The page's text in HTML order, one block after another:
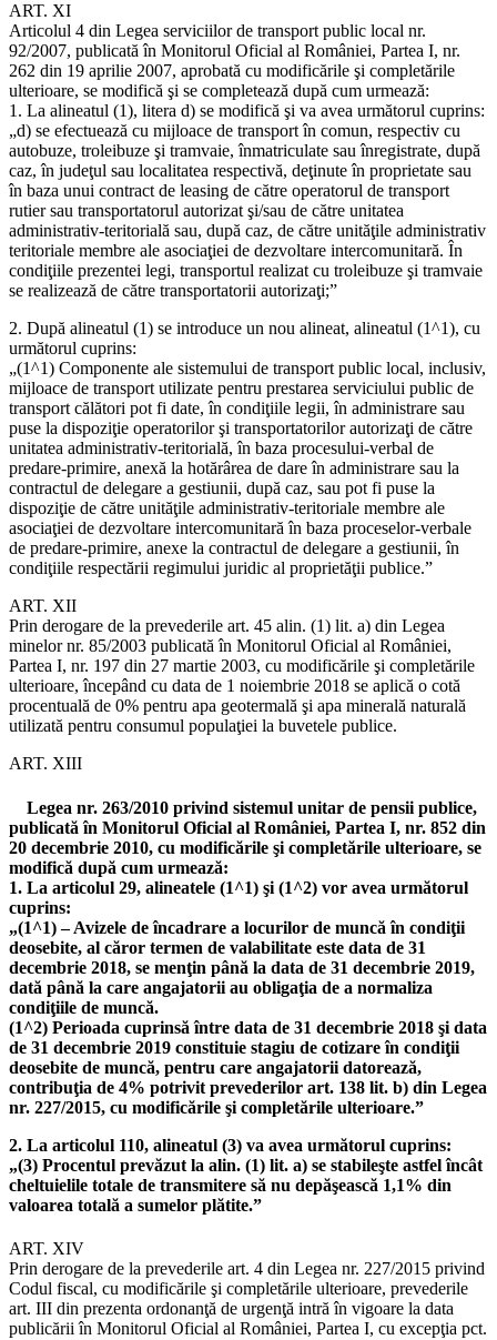
ART. XI
Articolul 4 din Legea serviciilor de transport public local nr.
92/2007, publicată în Monitorul Oficial al României, Partea I, nr.
262 din 19 aprilie 2007, aprobată cu modificările şi completările
ulterioare, se modifică şi se completează după cum urmează:
1. La alineatul (1), litera d) se modifică şi va avea următorul cuprins:
„d) se efectuează cu mijloace de transport în comun, respectiv cu
autobuze, troleibuze şi tramvaie, înmatriculate sau înregistrate, după
caz, în judeţul sau localitatea respectivă, deţinute în proprietate sau
în baza unui contract de leasing de către operatorul de transport
rutier sau transportatorul autorizat şi/sau de către unitatea
administrativ-teritorială sau, după caz, de către unităţile administrativ
teritoriale membre ale asociaţiei de dezvoltare intercomunitară. În
condiţiile prezentei legi, transportul realizat cu troleibuze şi tramvaie
se realizează de către transportatorii autorizaţi;”
2. După alineatul (1) se introduce un nou alineat, alineatul (1^1), cu
următorul cuprins:
„(1^1) Componente ale sistemului de transport public local, inclusiv,
mijloace de transport utilizate pentru prestarea serviciului public de
transport călători pot fi date, în condiţiile legii, în administrare sau
puse la dispoziţie operatorilor şi transportatorilor autorizaţi de către
unitatea administrativ-teritorială, în baza procesului-verbal de
predare-primire, anexă la hotărârea de dare în administrare sau la
contractul de delegare a gestiunii, după caz, sau pot fi puse la
dispoziţie de către unităţile administrativ-teritoriale membre ale
asociaţiei de dezvoltare intercomunitară în baza proceselor-verbale
de predare-primire, anexe la contractul de delegare a gestiunii, în
condiţiile respectării regimului juridic al proprietăţii publice.”
ART. XII
Prin derogare de la prevederile art. 45 alin. (1) lit. a) din Legea
minelor nr. 85/2003 publicată în Monitorul Oficial al României,
Partea I, nr. 197 din 27 martie 2003, cu modificările şi completările
ulterioare, începând cu data de 1 noiembrie 2018 se aplică o cotă
procentuală de 0% pentru apa geotermală şi apa minerală naturală
utilizată pentru consumul populaţiei la buvetele publice.
ART. XIII
Legea nr. 263/2010 privind sistemul unitar de pensii publice,
publicată în Monitorul Oficial al României, Partea I, nr. 852 din
20 decembrie 2010, cu modificările şi completările ulterioare, se
modifică după cum urmează:
1. La articolul 29, alineatele (1^1) şi (1^2) vor avea următorul
cuprins:
„(1^1) – Avizele de încadrare a locurilor de muncă în condiţii
deosebite, al căror termen de valabilitate este data de 31
decembrie 2018, se menţin până la data de 31 decembrie 2019,
dată până la care angajatorii au obligaţia de a normaliza
condiţiile de muncă.
(1^2) Perioada cuprinsă între data de 31 decembrie 2018 şi data
de 31 decembrie 2019 constituie stagiu de cotizare în condiţii
deosebite de muncă, pentru care angajatorii datorează,
contribuţia de 4% potrivit prevederilor art. 138 lit. b) din Legea
nr. 227/2015, cu modificările şi completările ulterioare.”
2. La articolul 110, alineatul (3) va avea următorul cuprins:
„(3) Procentul prevăzut la alin. (1) lit. a) se stabileşte astfel încât
cheltuielile totale de transmitere să nu depăşească 1,1% din
valoarea totală a sumelor plătite.”
ART. XIV
Prin derogare de la prevederile art. 4 din Legea nr. 227/2015 privind
Codul fiscal, cu modificările şi completările ulterioare, prevederile
art. III din prezenta ordonanţă de urgenţă intră în vigoare la data
publicării în Monitorul Oficial al României, Partea I, cu excepţia pct.